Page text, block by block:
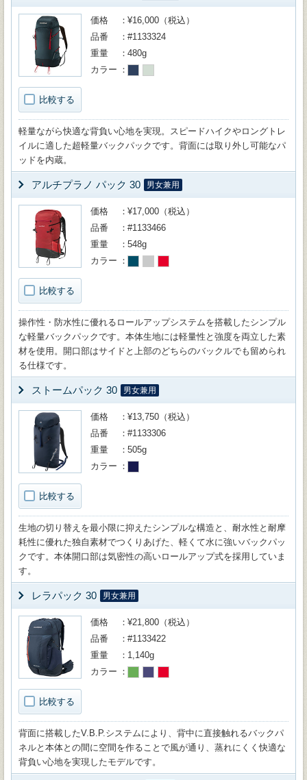
比較する
価格
¥16,000（税込）
品番
#1133324
重量
480g
カラー
軽量ながら快適な背負い心地を実現。スピードハイクやロングトレ
イルに適した超軽量バックパックです。背面には取り外し可能なパ
ッドを内蔵。
アルチプラノ パック 30 男女兼用
比較する
価格
¥17,000（税込）
品番
#1133466
重量
548g
カラー
操作性・防水性に優れるロールアップシステムを搭載したシンプル
な軽量バックパックです。本体生地には軽量性と強度を両立した素
材を使用。開口部はサイドと上部のどちらのバックルでも留められ
る仕様です。
ストームパック 30 男女兼用
比較する
価格
¥13,750（税込）
品番
#1133306
重量
505g
カラー
生地の切り替えを最小限に抑えたシンプルな構造と、耐水性と耐摩
耗性に優れた独自素材でつくりあげた、軽くて水に強いバックパッ
クです。本体開口部は気密性の高いロールアップ式を採用していま
す。
レラパック 30 男女兼用
比較する
価格
¥21,800（税込）
品番
#1133422
重量
1,140g
カラー
背面に搭載したV.B.P.システムにより、背中に直接触れるバックパ
ネルと本体との間に空間を作ることで風が通り、蒸れにくく快適な
背負い心地を実現したモデルです。